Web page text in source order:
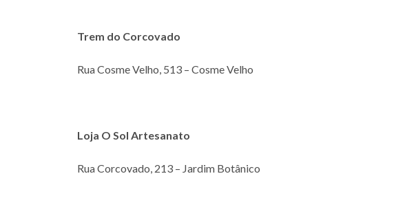
Trem do Corcovado
Rua Cosme Velho, 513 – Cosme Velho
Loja O Sol Artesanato
Rua Corcovado, 213 – Jardim Botânico